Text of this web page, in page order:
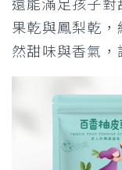
還能滿足孩子對
果乾與鳳梨乾，
然甜味與香氣，